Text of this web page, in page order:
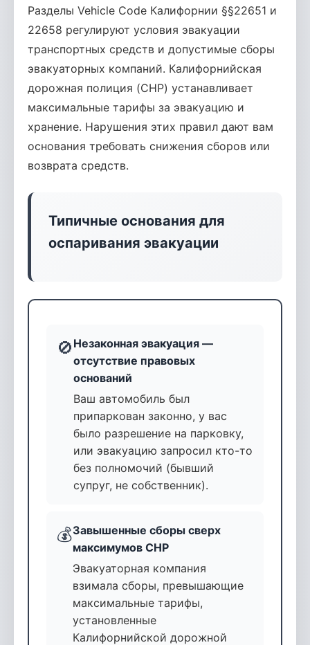
Разделы Vehicle Code Калифорнии §§22651 и
22658 регулируют условия эвакуации
транспортных средств и допустимые сборы
эвакуаторных компаний. Калифорнийская
дорожная полиция (CHP) устанавливает
максимальные тарифы за эвакуацию и
хранение. Нарушения этих правил дают вам
основания требовать снижения сборов или
возврата средств.
Типичные основания для
оспаривания эвакуации
🚫 Незаконная эвакуация —
отсутствие правовых
оснований
Ваш автомобиль был
припаркован законно, у вас
было разрешение на парковку,
или эвакуацию запросил кто-то
без полномочий (бывший
супруг, не собственник).
💰Завышенные сборы сверх
максимумов CHP
Эвакуаторная компания
взимала сборы, превышающие
максимальные тарифы,
установленные
Калифорнийской дорожной